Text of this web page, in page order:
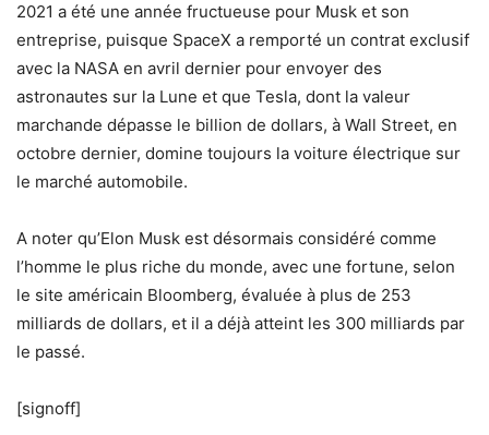
2021 a été une année fructueuse pour Musk et son
entreprise, puisque SpaceX a remporté un contrat exclusif
avec la NASA en avril dernier pour envoyer des
astronautes sur la Lune et que Tesla, dont la valeur
marchande dépasse le billion de dollars, à Wall Street, en
octobre dernier, domine toujours la voiture électrique sur
le marché automobile.
A noter qu’Elon Musk est désormais considéré comme
l’homme le plus riche du monde, avec une fortune, selon
le site américain Bloomberg, évaluée à plus de 253
milliards de dollars, et il a déjà atteint les 300 milliards par
le passé.
[signoff]